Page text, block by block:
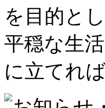
を目的と
平穏な生
に立てれ